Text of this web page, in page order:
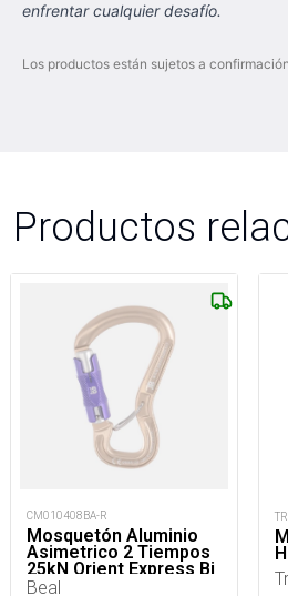
enfrentar cualquier desafío.
Los productos están sujetos a
Productos
CM010408BA-R
Mosquetón Aluminio
Asimetrico 2 Tiempos
25kN Orient Express Bi
Matic
Beal